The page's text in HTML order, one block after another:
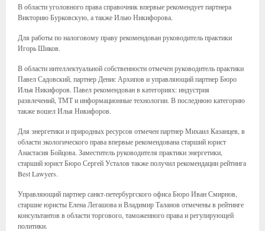
В области уголовного права справочник впервые рекомендует партнера
Викторию Бурковскую, а также Илью Никифорова.
Для работы по налоговому праву рекомендован руководитель практики
Игорь Шиков.
В области интеллектуальной собственности отмечен руководитель практики
Павел Садовский, партнер Денис Архипов и управляющий партнер Бюро
Илья Никифоров. Павел рекомендован в категориях: индустрия
развлечений, ТМТ и информационные технологии. В последнюю категорию
также вошел Илья Никифоров.
Для энергетики и природных ресурсов отмечен партнер Михаил Казанцев, в
области экологического права впервые рекомендована старший юрист
Анастасия Бойцова. Заместитель руководителя практики энергетики,
старший юрист Бюро Сергей Усталов также получил рекомендации рейтинга
Best Lawyers.
Управляющий партнер санкт-петербургского офиса Бюро Иван Смирнов,
старшие юристы Елена Легашова и Владимир Таланов отмечены в рейтинге
консультантов в области торгового, таможенного права и регулирующей
политики.